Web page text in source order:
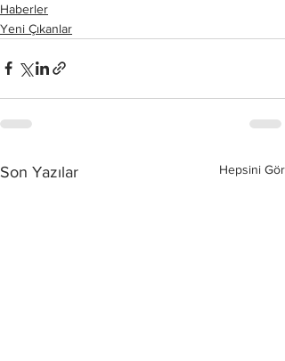
Haberler
Yeni Çıkanlar
Son Yazılar Hepsini Gör